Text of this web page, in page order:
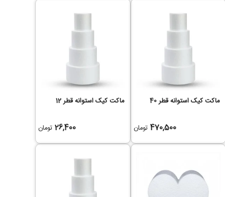
ماکت کیک استوانه قطر 40
470,500 تومان
ماکت کیک استوانه قطر 12
26,400 تومان